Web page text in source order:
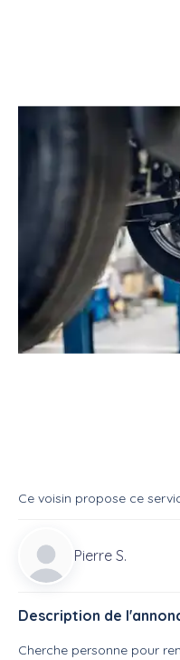
Réparateur
Reparation
Ce voisin propose ce
Pierre S.
Description de
Cherche personne pour